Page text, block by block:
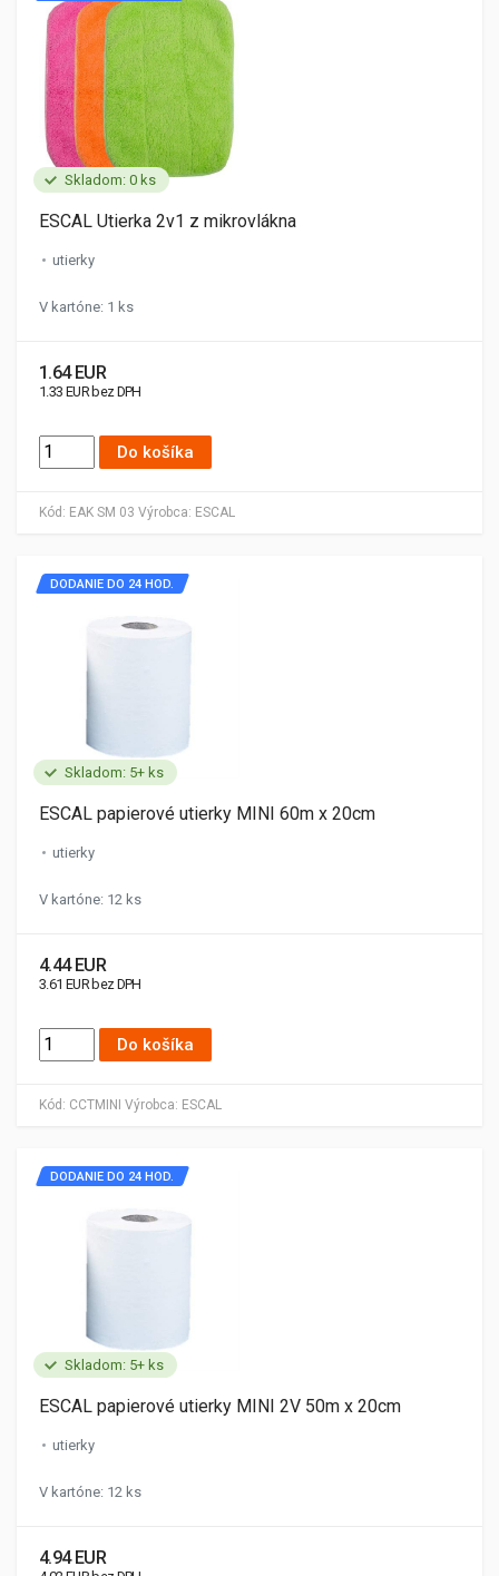
Skladom: 0 ks
Kód: EAK SM 03 Výrobca: ESCAL
ESCAL Utierka 2v1 z mikrovlákna
utierky
V kartóne: 1 ks
1.64 EUR
1.33 EUR bez DPH
Do košíka
Skladom: 5+ ks
Kód: CCTMINI Výrobca: ESCAL
DODANIE DO 24 HOD.
ESCAL papierové utierky MINI 60m x 20cm
utierky
V kartóne: 12 ks
4.44 EUR
3.61 EUR bez DPH
Do košíka
Skladom: 5+ ks
DODANIE DO 24 HOD.
ESCAL papierové utierky MINI 2V 50m x 20cm
utierky
V kartóne: 12 ks
4.94 EUR